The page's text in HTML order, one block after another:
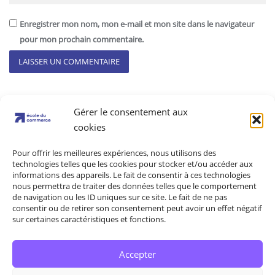
Gérer le consentement aux
cookies
Pour offrir les meilleures expériences, nous utilisons des
technologies telles que les cookies pour stocker et/ou accéder aux
informations des appareils. Le fait de consentir à ces technologies
nous permettra de traiter des données telles que le comportement
de navigation ou les ID uniques sur ce site. Le fait de ne pas
consentir ou de retirer son consentement peut avoir un effet négatif
sur certaines caractéristiques et fonctions.
Accepter
Enregistrer mon nom, mon e-mail et mon site dans le navigateur
pour mon prochain commentaire.
Mentions légales Politique de confidentialité
CGU CGV Contacts
Politique de cookies (UE)